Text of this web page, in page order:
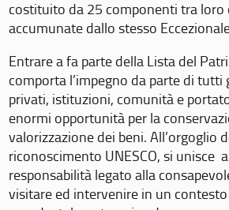
costituito da 25 componenti tra loro
accumunate dallo stesso
Entrare a fa parte della Lista del
comporta l’impegno da parte di tutti
privati, istituzioni, comunità e
enormi opportunità per la
valorizzazione dei beni. All’orgoglio
riconoscimento UNESCO, si unisce
responsabilità legato alla
visitare ed intervenire in un